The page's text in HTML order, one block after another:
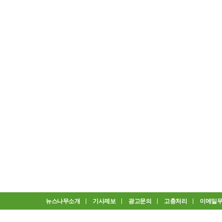
뉴스나무소개 기사제보 광고문의 고충처리 이메일